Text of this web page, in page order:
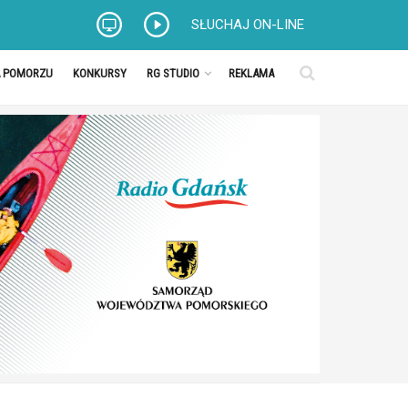
SŁUCHAJ ON-LINE
KONKURSY RG STUDIO REKLAMA